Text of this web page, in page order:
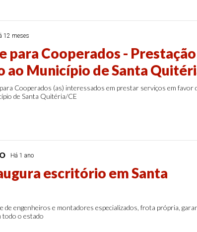
12 meses
para Cooperados -
ao Município de Santa
Cooperados (as) interessados em prestar serviços em favor
de Santa Quitéria/CE
Há 1 ano
escritório em Santa
de engenheiros e montadores especializados, frota própria,
todo o estado